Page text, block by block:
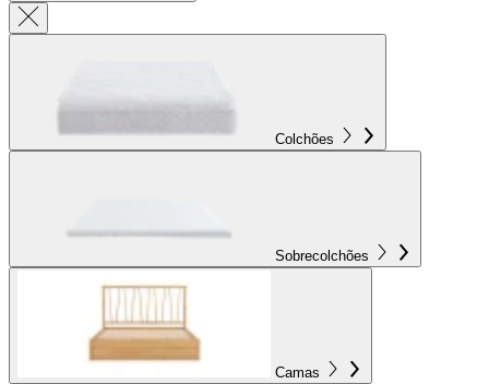
Colchões
Sobrecolchões
Camas